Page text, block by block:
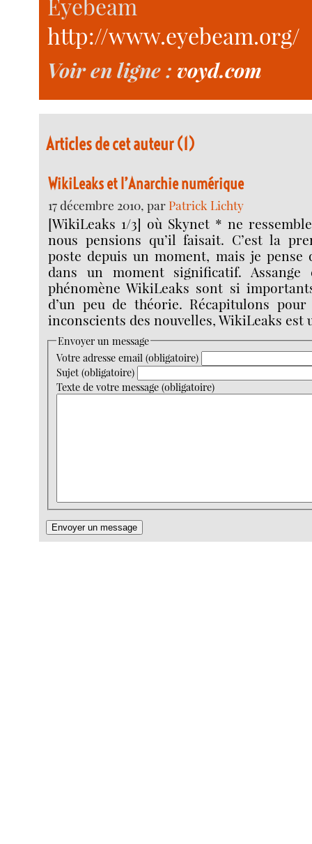
Eyebeam
http://www.eyebeam.org/
Voir en ligne : voyd.com
Articles de cet auteur (1)
WikiLeaks et l’Anarchie numérique
17 décembre 2010, par Patrick Lichty
[WikiLeaks 1/3] où Skynet * ne
nous pensions qu’il faisait. C’est la
poste depuis un moment, mais je pense
dans un moment significatif. Assange
phénomène WikiLeaks sont si
d’un peu de théorie. Récapitulons
inconscients des nouvelles, WikiLeaks est
Envoyer un message
Votre adresse email (obligatoire)
Sujet (obligatoire)
Texte de votre message (obligatoire)